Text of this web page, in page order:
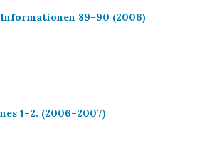
89–90 (2006)
1–2. (2006–2007)